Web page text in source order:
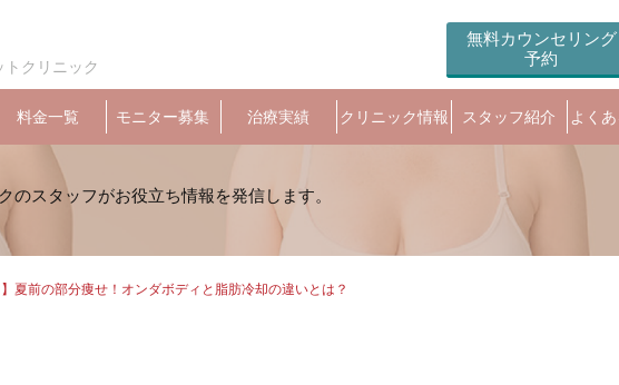
トクリニック
無料カウンセリング
予約
料金一覧 モニター募集 治療実績 クリニック情報 スタッフ紹介 よく
】夏前の部分痩せ！オンダボディと脂肪冷却の違いとは？